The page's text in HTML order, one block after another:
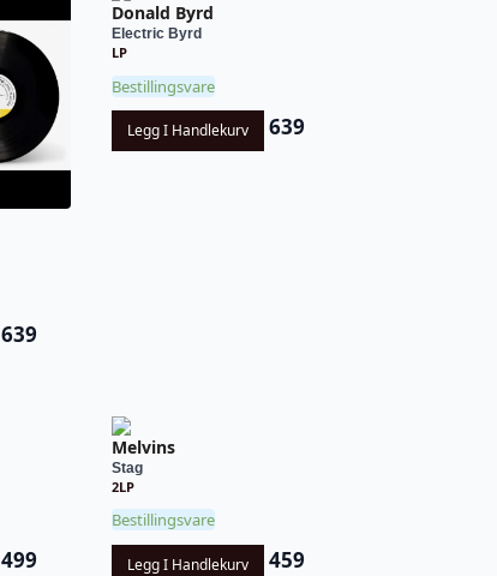
639
Donald Byrd
Electric Byrd
LP
Bestillingsvare
Legg I Handlekurv 639
499
Melvins
Stag
2LP
Bestillingsvare
Legg I Handlekurv 459